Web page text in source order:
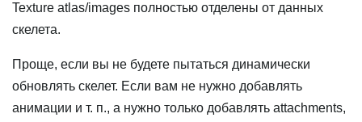
Texture atlas/images полностью отделены от данных
скелета.
Проще, если вы не будете пытаться динамически
обновлять скелет. Если вам не нужно добавлять
анимации и т. п., а нужно только добавлять attachments,